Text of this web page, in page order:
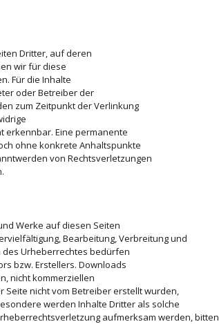
Dritter, auf deren
wir für diese
Für die Inhalte
oder Betreiber der
zum Zeitpunkt der Verlinkung
erkennbar. Eine permanente
ohne konkrete Anhaltspunkte
von Rechtsverletzungen
Werke auf diesen Seiten
Bearbeitung, Verbreitung und
Urheberrechtes bedürfen
bzw. Erstellers. Downloads
nicht kommerziellen
nicht vom Betreiber erstellt wurden,
werden Inhalte Dritter als solche
aufmerksam werden, bitten